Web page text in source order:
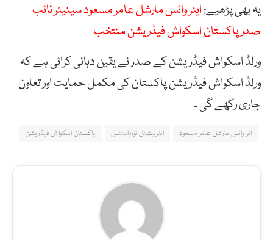
یہ بھی پڑھیے:ایئر وائس مارشل عامر مسعود سینیئر نائب
صدر پاکستان اسکواش فیڈریشن منتخب
ورلڈ اسکواش فیڈریشن کے صدر نے یقین دہانی کرائی ہے کہ
ورلڈ اسکواش فیڈریشن پاکستان کی مکمل حمایت اور تعاون
جاری رکھے گی ۔
ائر وائس مارشل عامر مسعود انٹرنیشنل ٹورنامنٹس پاکستان اسکواش فیڈریشن